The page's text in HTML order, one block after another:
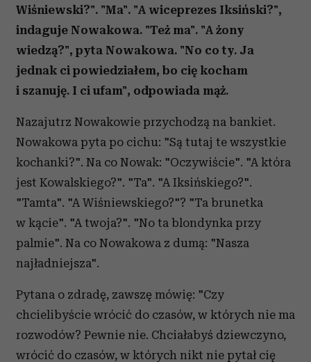
Wiśniewski?". "Ma". "A wiceprezes Iksiński?",
indaguje Nowakowa. "Też ma". "A żony
wiedzą?", pyta Nowakowa. "No co ty. Ja
jednak ci powiedziałem, bo cię kocham
i szanuję. I ci ufam", odpowiada mąż.
Nazajutrz Nowakowie przychodzą na bankiet.
Nowakowa pyta po cichu: "Są tutaj te wszystkie
kochanki?". Na co Nowak: "Oczywiście". "A która
jest Kowalskiego?". "Ta". "A Iksińskiego?".
"Tamta". "A Wiśniewskiego?"? "Ta brunetka
w kącie". "A twoja?". "No ta blondynka przy
palmie". Na co Nowakowa z dumą: "Nasza
najładniejsza".
Pytana o zdradę, zawszę mówię: "Czy
chcielibyście wrócić do czasów, w których nie ma
rozwodów? Pewnie nie. Chciałabyś dziewczyno,
wrócić do czasów, w których nikt nie pytał cię